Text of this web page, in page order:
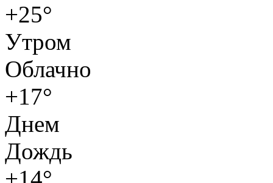
+25°
Утром
Облачно
+17°
Днем
Дождь